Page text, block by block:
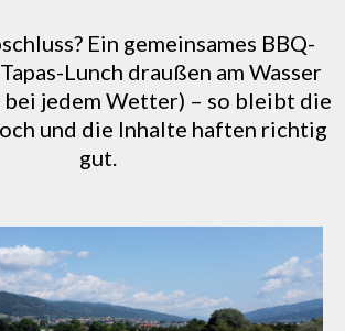
Ein gemeinsames BBQ-
Lunch draußen am Wasser
jedem Wetter) – so bleibt die
und die Inhalte haften richtig
gut.